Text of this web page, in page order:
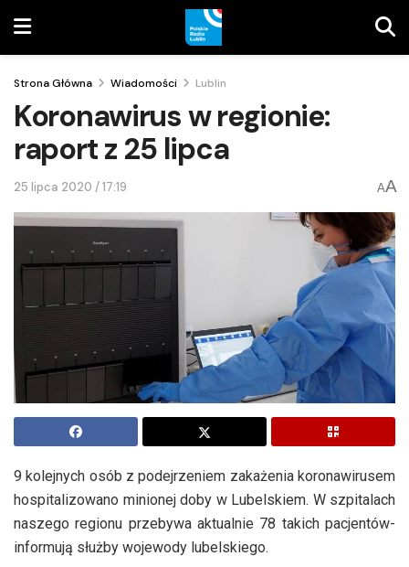
Strona Główna Wiadomości Lublin
Koronawirus w regionie:
raport z 25 lipca
25 lipca 2020 / 17:19 AA
9 kolejnych osób z podejrzeniem zakażenia koronawirusem
hospitalizowano minionej doby w Lubelskiem. W szpitalach
naszego regionu przebywa aktualnie 78 takich pacjentów-
informują służby wojewody lubelskiego.